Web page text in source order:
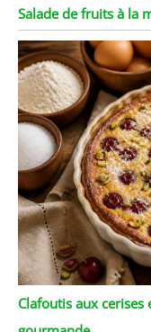
Salade de fruits à la
Clafoutis aux cerises